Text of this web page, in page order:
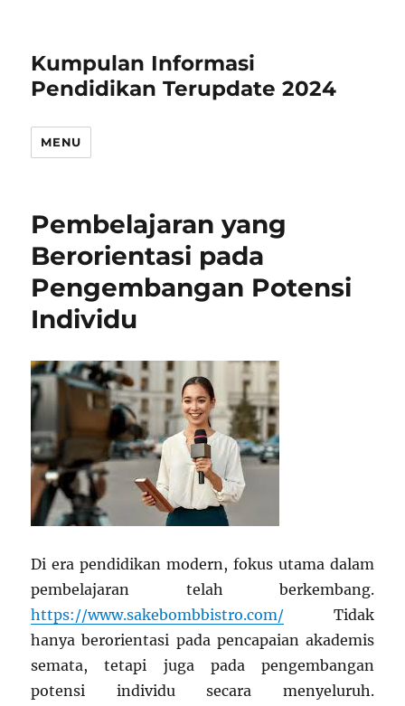
Kumpulan Informasi
Pendidikan Terupdate 2024
MENU
Pembelajaran yang
Berorientasi pada
Pengembangan Potensi
Individu
Di era pendidikan modern, fokus utama dalam
pembelajaran telah berkembang.
https://www.sakebombbistro.com/ Tidak
hanya berorientasi pada pencapaian akademis
semata, tetapi juga pada pengembangan
potensi individu secara menyeluruh.